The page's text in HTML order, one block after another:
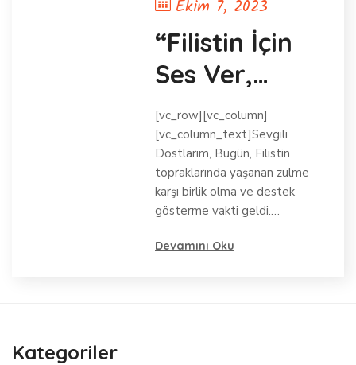
Ekim 7, 2023
“Filistin İçin
Ses Ver,
Adalet İçin
Durma!”
[vc_row][vc_column]
[vc_column_text]Sevgili
Dostlarım, Bugün, Filistin
topraklarında yaşanan zulme
karşı birlik olma ve destek
gösterme vakti geldi.…
Devamını Oku
Kategoriler